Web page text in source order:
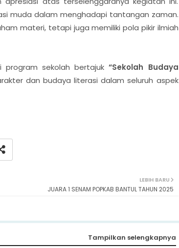
muda dalam menghadapi tantangan zaman.
materi, tetapi juga memiliki pola pikir ilmiah
program sekolah bertajuk“Sekolah Budaya
dan budaya literasi dalam seluruh aspek
LEBIH BARU
JUARA 1 SENAM POPKAB BANTUL TAHUN 2025
Tampilkan selengkapnya